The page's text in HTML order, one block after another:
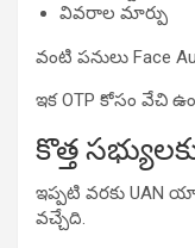
వివరాల మార్పు
వంటి పనులు Face
ఇక OTP కోసం వేచి
కొత్త
ఇప్పటి వరకు UAN
వచ్చేది.